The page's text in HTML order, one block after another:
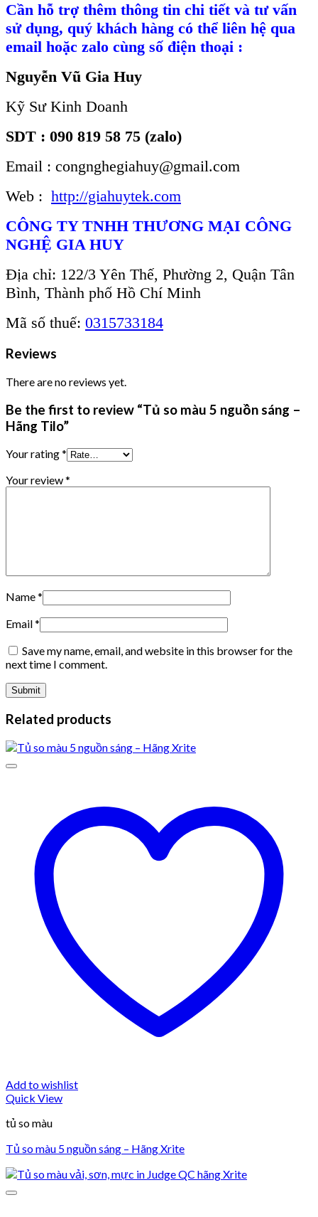
Cần hỗ trợ thêm thông tin chi tiết và tư vấn
sử dụng, quý khách hàng có thể liên hệ qua
email hoặc zalo cùng số điện thoại :
Nguyễn Vũ Gia Huy
Kỹ Sư Kinh Doanh
SDT : 090 819 58 75 (zalo)
Email : congnghegiahuy@gmail.com
Web : http://giahuytek.com
CÔNG TY TNHH THƯƠNG MẠI CÔNG
NGHỆ GIA HUY
Địa chỉ: 122/3 Yên Thế, Phường 2, Quận Tân
Bình, Thành phố Hồ Chí Minh
Mã số thuế: 0315733184
Reviews
There are no reviews yet.
Be the first to review “Tủ so màu 5 nguồn sáng –
Hãng Tilo”
Your rating*
Your review*
Name*
Email*
Save my name, email, and website in this browser for the
next time I comment.
Related products
Add to wishlist
Quick View
tủ so màu
Tủ so màu 5 nguồn sáng – Hãng Xrite